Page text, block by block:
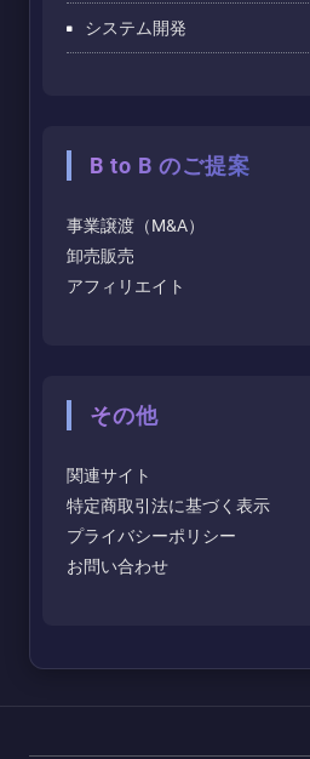
システム開発
B to B のご提案
事業譲渡（M&A）
卸売販売
アフィリエイト
その他
関連サイト
特定商取引法に基づく表示
プライバシーポリシー
お問い合わせ